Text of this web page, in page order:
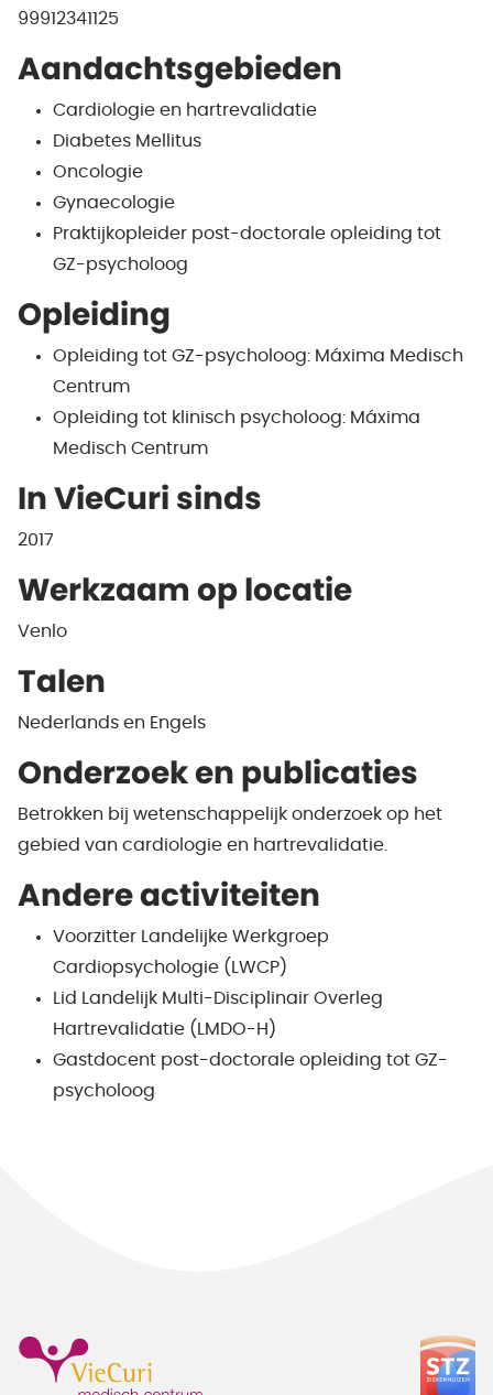
99912341125
Aandachtsgebieden
Cardiologie en hartrevalidatie
Diabetes Mellitus
Oncologie
Gynaecologie
Praktijkopleider post-doctorale opleiding tot
GZ-psycholoog
Opleiding
Opleiding tot GZ-psycholoog: Máxima Medisch
Centrum
Opleiding tot klinisch psycholoog: Máxima
Medisch Centrum
In VieCuri sinds
2017
Werkzaam op locatie
Venlo
Talen
Nederlands en Engels
Onderzoek en publicaties
Betrokken bij wetenschappelijk onderzoek op het
gebied van cardiologie en hartrevalidatie.
Andere activiteiten
Voorzitter Landelijke Werkgroep
Cardiopsychologie (LWCP)
Lid Landelijk Multi-Disciplinair Overleg
Hartrevalidatie (LMDO-H)
Gastdocent post-doctorale opleiding tot GZ-
psycholoog